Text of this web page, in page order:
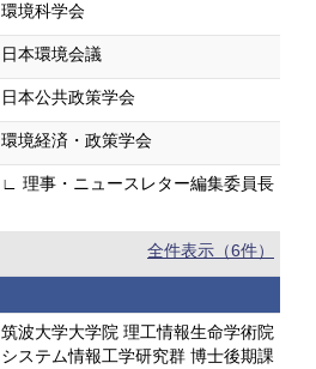
環境科学会
日本環境会議
日本公共政策学会
環境経済・政策学会
∟ 理事・ニュースレター編集委員長
全件表示（6件）
筑波大学大学院 理工情報生命学術院
システム情報工学研究群 博士後期課